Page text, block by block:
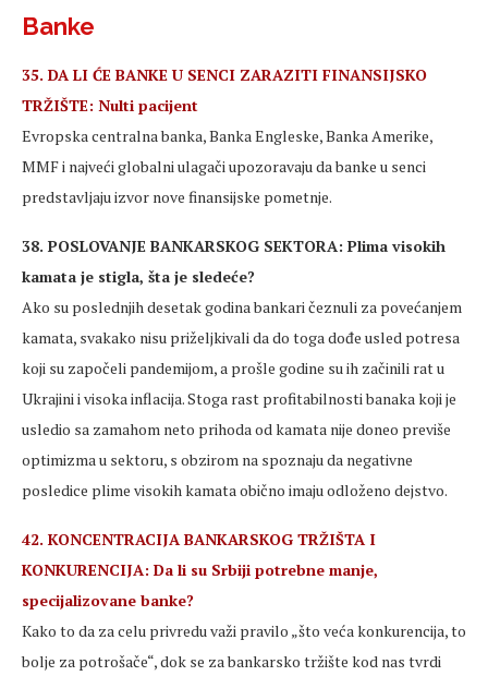
Banke
35. DA LI ĆE BANKE U SENCI ZARAZITI FINANSIJSKO
TRŽIŠTE: Nulti pacijent
Evropska centralna banka, Banka Engleske, Banka Amerike,
MMF i najveći globalni ulagači upozoravaju da banke u senci
predstavljaju izvor nove finansijske pometnje.
38. POSLOVANJE BANKARSKOG SEKTORA: Plima visokih
kamata je stigla, šta je sledeće?
Ako su poslednjih desetak godina bankari čeznuli za povećanjem
kamata, svakako nisu priželjkivali da do toga dođe usled potresa
koji su započeli pandemijom, a prošle godine su ih začinili rat u
Ukrajini i visoka inflacija. Stoga rast profitabilnosti banaka koji je
usledio sa zamahom neto prihoda od kamata nije doneo previše
optimizma u sektoru, s obzirom na spoznaju da negativne
posledice plime visokih kamata obično imaju odloženo dejstvo.
42. KONCENTRACIJA BANKARSKOG TRŽIŠTA I
KONKURENCIJA: Da li su Srbiji potrebne manje,
specijalizovane banke?
Kako to da za celu privredu važi pravilo „što veća konkurencija, to
bolje za potrošače“, dok se za bankarsko tržište kod nas tvrdi